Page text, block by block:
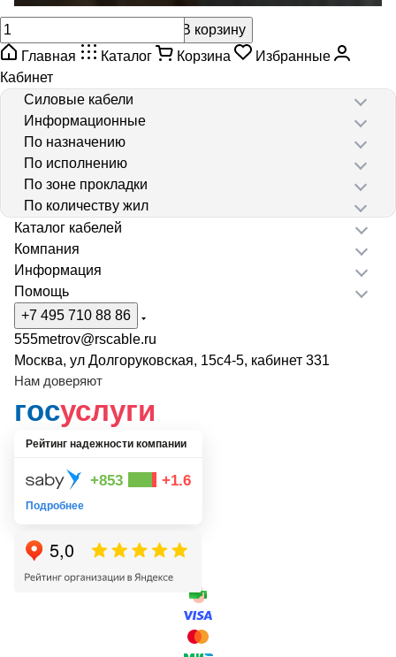
В корзину
Главная
Каталог Корзина
Избранные
Кабинет
Силовые кабели
Информационные
По назначению
По исполнению
По зоне прокладки
По количеству жил
Каталог кабелей
Компания
Информация
Помощь
+7 495 710 88 86
555metrov@rscable.ru
Москва, ул Долгоруковская, 15с4-5, кабинет 331
Нам доверяют
госуслуги
Рейтинг надежности компании
+853 +1.6
Подробнее